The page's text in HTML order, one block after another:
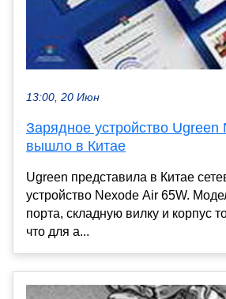
13:00, 20 Июн
Зарядное устройство Ugreen
вышло в Китае
Ugreen представила в Китае
устройство Nexode Air 65W.
порта, складную вилку и корпус
что для а...